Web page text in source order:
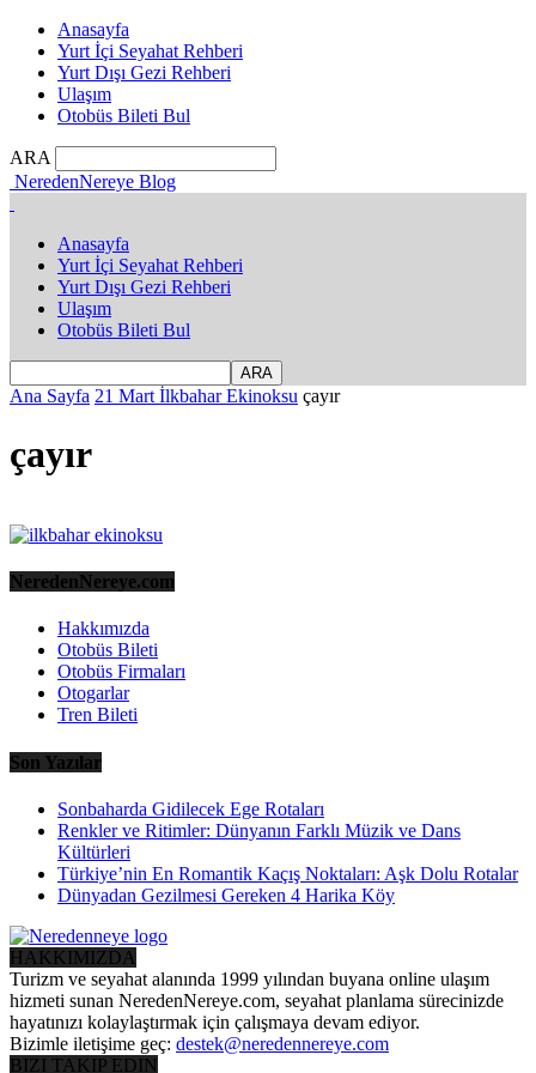
Anasayfa
Yurt İçi Seyahat Rehberi
Yurt Dışı Gezi Rehberi
Ulaşım
Otobüs Bileti Bul
ARA
NeredenNereye Blog
Anasayfa
Yurt İçi Seyahat Rehberi
Yurt Dışı Gezi Rehberi
Ulaşım
Otobüs Bileti Bul
Ana Sayfa 21 Mart İlkbahar Ekinoksu çayır
çayır
NeredenNereye.com
Hakkımızda
Otobüs Bileti
Otobüs Firmaları
Otogarlar
Tren Bileti
Son Yazılar
Sonbaharda Gidilecek Ege Rotaları
Renkler ve Ritimler: Dünyanın Farklı Müzik ve Dans
Kültürleri
Türkiye’nin En Romantik Kaçış Noktaları: Aşk Dolu Rotalar
Dünyadan Gezilmesi Gereken 4 Harika Köy
HAKKIMIZDA
Turizm ve seyahat alanında 1999 yılından buyana online ulaşım
hizmeti sunan NeredenNereye.com, seyahat planlama sürecinizde
hayatınızı kolaylaştırmak için çalışmaya devam ediyor.
Bizimle iletişime geç: destek@neredennereye.com
BIZI TAKIP EDIN